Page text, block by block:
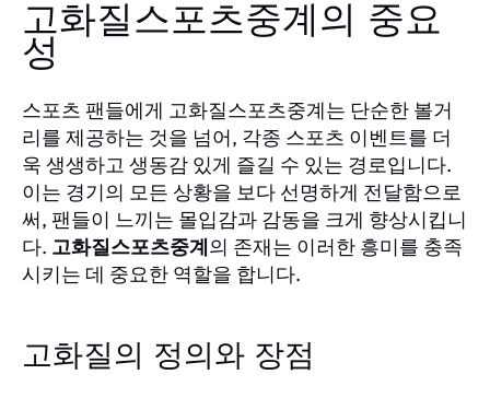
고화질스포츠중계의 중요
성
스포츠 팬들에게 고화질스포츠중계는 단순한 볼거
리를 제공하는 것을 넘어, 각종 스포츠 이벤트를 더
욱 생생하고 생동감 있게 즐길 수 있는 경로입니다.
이는 경기의 모든 상황을 보다 선명하게 전달함으로
써, 팬들이 느끼는 몰입감과 감동을 크게 향상시킵니
다. 고화질스포츠중계의 존재는 이러한 흥미를 충족
시키는 데 중요한 역할을 합니다.
고화질의 정의와 장점